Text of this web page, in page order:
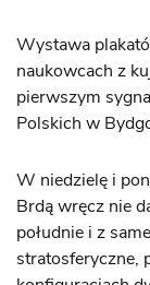
Wystawa
naukowcach z
pierwszym
Polskich w
W niedzielę i
Brdą wręcz nie
południe i z
stratosferyczne,